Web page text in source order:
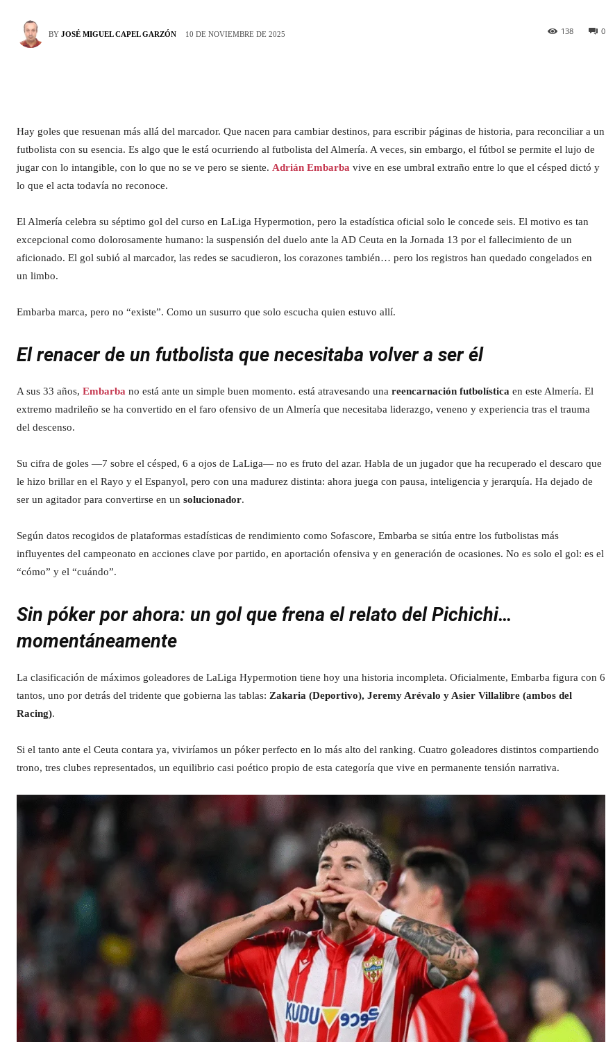
BY JOSÉ MIGUEL CAPEL GARZÓN 10 DE NOVIEMBRE DE 2025 0
138
Hay goles que resuenan más allá del marcador. Que nacen para cambiar destinos, para escribir páginas de historia, para reconciliar a un
futbolista con su esencia. Es algo que le está ocurriendo al futbolista del Almería. A veces, sin embargo, el fútbol se permite el lujo de
jugar con lo intangible, con lo que no se ve pero se siente. Adrián Embarba vive en ese umbral extraño entre lo que el césped dictó y
lo que el acta todavía no reconoce.
El Almería celebra su séptimo gol del curso en LaLiga Hypermotion, pero la estadística oficial solo le concede seis. El motivo es tan
excepcional como dolorosamente humano: la suspensión del duelo ante la AD Ceuta en la Jornada 13 por el fallecimiento de un
aficionado. El gol subió al marcador, las redes se sacudieron, los corazones también… pero los registros han quedado congelados en
un limbo.
Embarba marca, pero no “existe”. Como un susurro que solo escucha quien estuvo allí.
El renacer de un futbolista que necesitaba volver a ser él
A sus 33 años, Embarba no está ante un simple buen momento. está atravesando una reencarnación futbolística en este Almería. El
extremo madrileño se ha convertido en el faro ofensivo de un Almería que necesitaba liderazgo, veneno y experiencia tras el trauma
del descenso.
Su cifra de goles —7 sobre el césped, 6 a ojos de LaLiga— no es fruto del azar. Habla de un jugador que ha recuperado el descaro que
le hizo brillar en el Rayo y el Espanyol, pero con una madurez distinta: ahora juega con pausa, inteligencia y jerarquía. Ha dejado de
ser un agitador para convertirse en un solucionador.
Según datos recogidos de plataformas estadísticas de rendimiento como Sofascore, Embarba se sitúa entre los futbolistas más
influyentes del campeonato en acciones clave por partido, en aportación ofensiva y en generación de ocasiones. No es solo el gol: es el
“cómo” y el “cuándo”.
Sin póker por ahora: un gol que frena el relato del Pichichi…
momentáneamente
La clasificación de máximos goleadores de LaLiga Hypermotion tiene hoy una historia incompleta. Oficialmente, Embarba figura con 6
tantos, uno por detrás del tridente que gobierna las tablas: Zakaria (Deportivo), Jeremy Arévalo y Asier Villalibre (ambos del
Racing).
Si el tanto ante el Ceuta contara ya, viviríamos un póker perfecto en lo más alto del ranking. Cuatro goleadores distintos compartiendo
trono, tres clubes representados, un equilibrio casi poético propio de esta categoría que vive en permanente tensión narrativa.